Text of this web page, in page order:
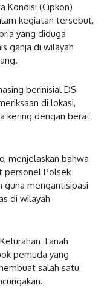
Kondisi (Cipkon)
kegiatan tersebut,
yang diduga
ganja di wilayah
berinisial DS
di lokasi,
kering dengan berat
menjelaskan bahwa
personel Polsek
guna mengantisipasi
di wilayah
Tanah
pemuda yang
salah satu